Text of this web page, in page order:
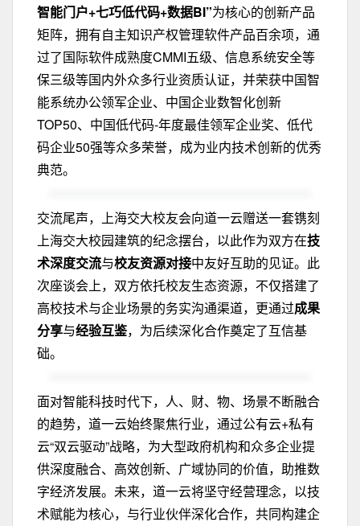
智能门户+七巧低代码+数据BI”为核心的创新产品
矩阵，拥有自主知识产权管理软件产品百余项，通
过了国际软件成熟度CMMI五级、信息系统安全等
保三级等国内外众多行业资质认证，并荣获中国智
能系统办公领军企业、中国企业数智化创新
TOP50、中国低代码-年度最佳领军企业奖、低代
码企业50强等众多荣誉，成为业内技术创新的优秀
典范。
交流尾声，上海交大校友会向道一云赠送一套镌刻
上海交大校园建筑的纪念摆台，以此作为双方在技
术深度交流与校友资源对接中友好互助的见证。此
次座谈会上，双方依托校友生态资源，不仅搭建了
高校技术与企业场景的务实沟通渠道，更通过成果
分享与经验互鉴，为后续深化合作奠定了互信基
础。
面对智能科技时代下，人、财、物、场景不断融合
的趋势，道一云始终聚焦行业，通过公有云+私有
云“双云驱动”战略，为大型政府机构和众多企业提
供深度融合、高效创新、广域协同的价值，助推数
字经济发展。未来，道一云将坚守经营理念，以技
术赋能为核心，与行业伙伴深化合作，共同构建企